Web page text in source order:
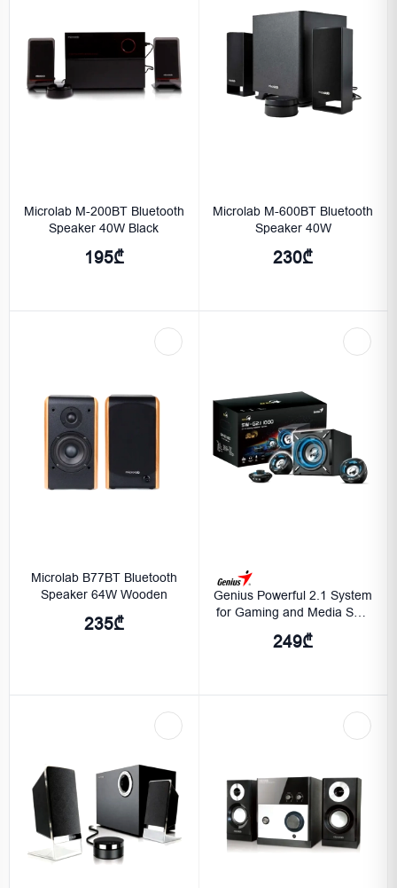
Microlab M-200BT Bluetooth
Speaker 40W Black
195₾
Microlab M-600BT Bluetooth
Speaker 40W
230₾
Microlab B77BT Bluetooth
Speaker 64W Wooden
235₾
Genius Powerful 2.1 System
for Gaming and Media SW-
G2.1 2000 II
249₾